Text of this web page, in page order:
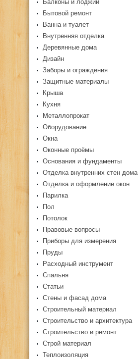
Балконы и лоджии
Бытовой ремонт
Ванна и туалет
Внутренняя отделка
Деревянные дома
Дизайн
Заборы и ограждения
Защитные материалы
Крыша
Кухня
Металлопрокат
Оборудование
Окна
Оконные проёмы
Основания и фундаменты
Отделка внутренних стен дома
Отделка и оформление окон
Парилка
Пол
Потолок
Правовые вопросы
Приборы для измерения
Пруды
Расходный инструмент
Спальня
Статьи
Стены и фасад дома
Строительный материал
Строительство и архитектура
Строительство и ремонт
Строй материал
Теплоизоляция